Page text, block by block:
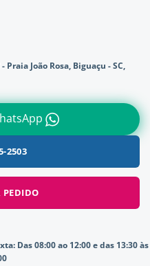
João Rosa, Biguaçu - SC,
2503
PEDIDO
Das 08:00 ao 12:00 e das 13:30 às